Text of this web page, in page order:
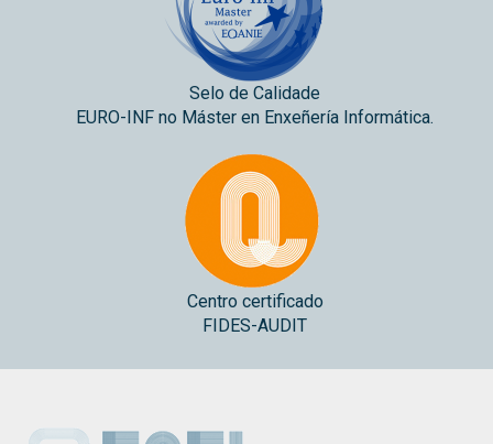
Selo de Calidade
EURO-INF no Máster en Enxeñería Informática.
Centro certificado
FIDES-AUDIT
ESEI